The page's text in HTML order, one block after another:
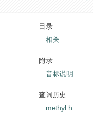
目录
相关
附录
音标说明
查词历史
methyl h